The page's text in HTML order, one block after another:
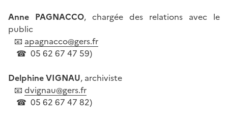
Anne PAGNACCO, chargée des relations avec le
public
📧 apagnacco@gers.fr
☎ 05 62 67 47 59)
Delphine VIGNAU, archiviste
📧 dvignau@gers.fr
☎ 05 62 67 47 82)